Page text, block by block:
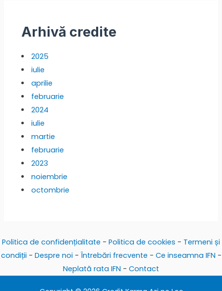
Arhivă credite
2025
iulie
aprilie
februarie
2024
iulie
martie
februarie
2023
noiembrie
octombrie
Politica de confidențialitate - Politica de cookies - Termeni și
condiții- Despre noi- Întrebări frecvente - Ce inseamna IFN -
Neplată rata IFN - Contact